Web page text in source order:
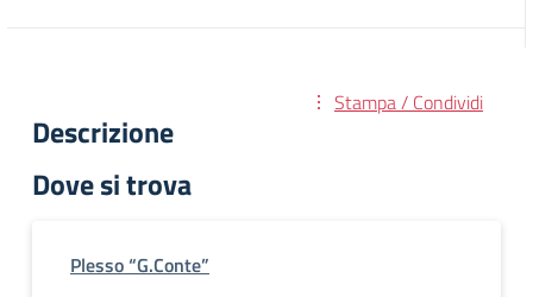
Stampa / Condividi
Descrizione
Dove si trova
Plesso “G.Conte”